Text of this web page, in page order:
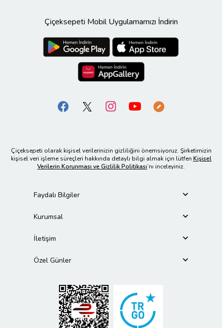
Çiçeksepeti Mobil Uygulamamızı İndirin
Çiçeksepeti olarak kişisel verilerinizin gizliliğini önemsiyoruz. Şirketimizin
kişisel veri işleme süreçleri hakkında detaylı bilgi almak için lütfen Kişisel
Verilerin Korunması ve Gizlilik Politikası’nı inceleyiniz.
Faydalı Bilgiler
Kurumsal
İletişim
Özel Günler